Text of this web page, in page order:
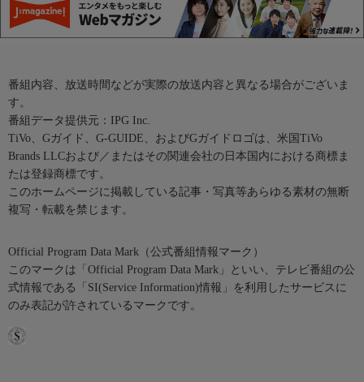
番組内容、放送時間などが実際の放送内容と異なる場合がございま
す。
番組データ提供元：IPG Inc.
TiVo、Gガイド、G-GUIDE、およびGガイドロゴは、米国TiVo
Brands LLCおよび／またはその関連会社の日本国内における商標ま
たは登録商標です。
このホームページに掲載している記事・写真等あらゆる素材の無断
複写・転載を禁じます。
Official Program Data Mark（公式番組情報マーク）
このマークは「Official Program Data Mark」といい、テレビ番組の公
式情報である「SI(Service Information)情報」を利用したサービスに
のみ表記が許されているマークです。